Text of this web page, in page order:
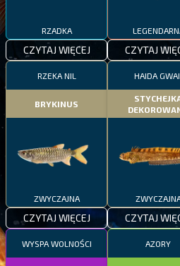
RZADKA
CZYTAJ WIĘCEJ CZYTAJ
RZEKA NIL
BRYKINUS
ZWYCZAJNA
CZYTAJ WIĘCEJ
HAIDA
CZYTAJ
WYSPA WOLNOŚCI AZORY